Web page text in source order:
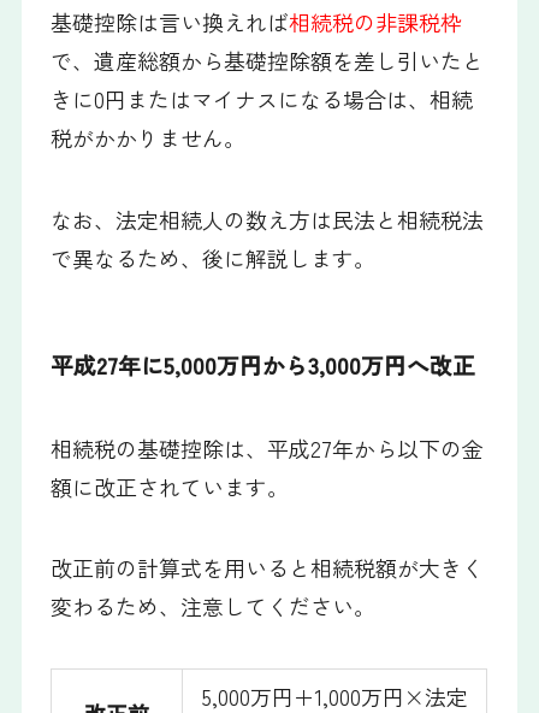
基礎控除は言い換えれば相続税の非課税枠
で、遺産総額から基礎控除額を差し引いたと
きに0円またはマイナスになる場合は、相続
税がかかりません。
なお、法定相続人の数え方は民法と相続税法
で異なるため、後に解説します。
平成27年に5,000万円から3,000万円へ改正
相続税の基礎控除は、平成27年から以下の金
額に改正されています。
改正前の計算式を用いると相続税額が大きく
変わるため、注意してください。
5,000万円＋1,000万円×法定